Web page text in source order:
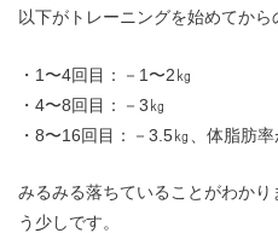
以下がトレーニングを始めてから
・1〜4回目：－1〜2㎏
・4〜8回目：－3㎏
・8〜16回目：－3.5㎏、体脂肪率
みるみる落ちていることがわか
う少しです。